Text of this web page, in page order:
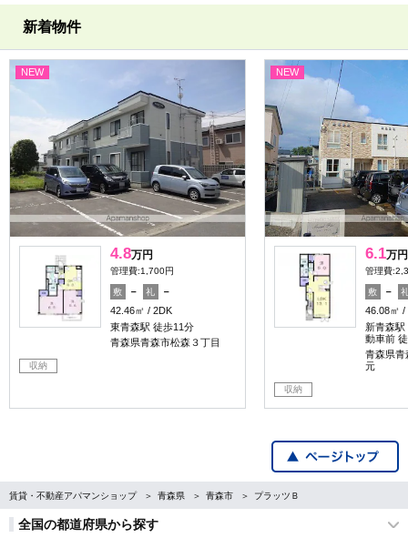
新着物件
NEW
4.8万円
管理費:1,700円
敷 － 礼
－
42.46㎡
2DK
東青森駅 徒歩11分
青森県青森市松森３丁目
収納
NEW
6.1万円
管理費
敷 －
46.08㎡
新青森
動車前
青森県青
元
収納
賃貸・不動産アパマンショップ 青森県 青森市 プラッツＢ
全国の都道府県から探す